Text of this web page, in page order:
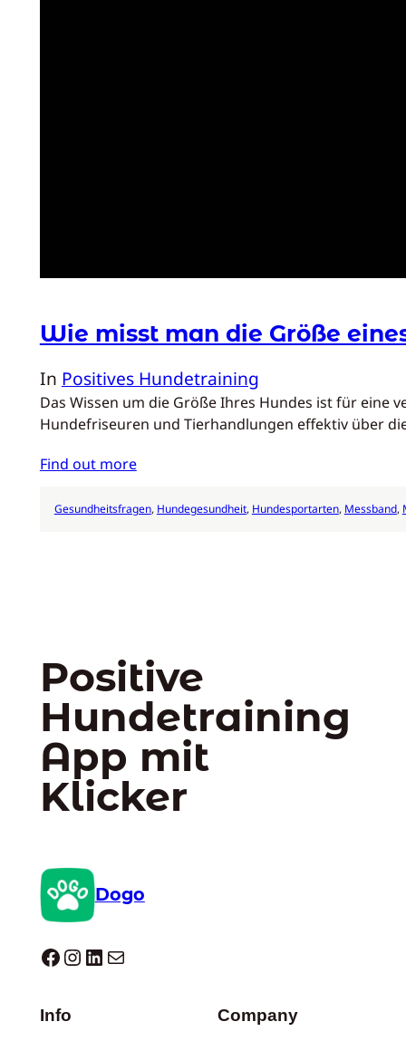
Wie misst man die Größe
In Positives Hundetraining
Das Wissen um die Größe Ihres Hundes ist für eine
Hundefriseuren und Tierhandlungen effektiv über
Find out more
Gesundheitsfragen, Hundegesundheit, Hundesportarten, Messband,
Positive
Hundetraining
App mit
Klicker
Dogo
Dogo facebook InstagramLinkedIn E-Mail
Info Company